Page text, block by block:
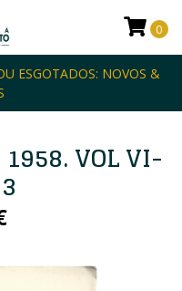
ESGOTADOS: NOVOS &
0
1958. VOL VI-